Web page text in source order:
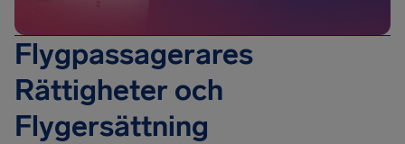
Flygpassagerares
Rättigheter och
Flygersättning